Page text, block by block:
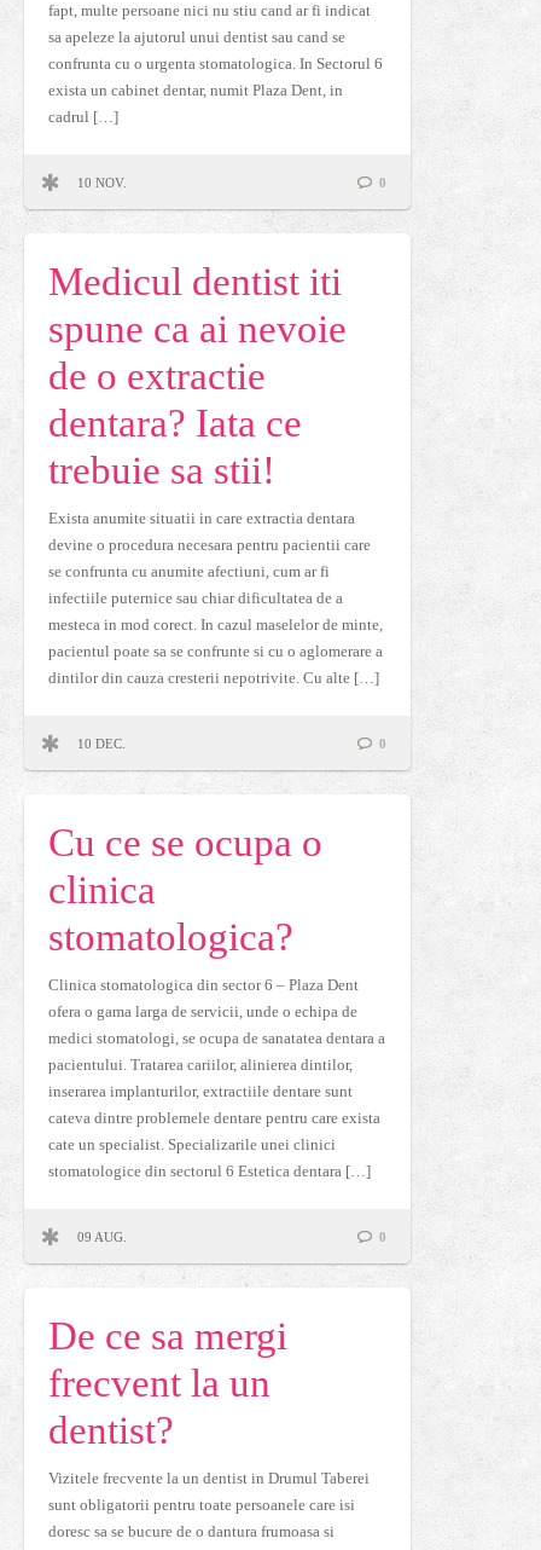
fapt, multe persoane nici nu stiu cand ar fi indicat
sa apeleze la ajutorul unui dentist sau cand se
confrunta cu o urgenta stomatologica. In Sectorul 6
exista un cabinet dentar, numit Plaza Dent, in
cadrul […]
10 NOV. 0
Medicul dentist iti
spune ca ai nevoie
de o extractie
dentara? Iata ce
trebuie sa stii!
Exista anumite situatii in care extractia dentara
devine o procedura necesara pentru pacientii care
se confrunta cu anumite afectiuni, cum ar fi
infectiile puternice sau chiar dificultatea de a
mesteca in mod corect. In cazul maselelor de minte,
pacientul poate sa se confrunte si cu o aglomerare a
dintilor din cauza cresterii nepotrivite. Cu alte […]
10 DEC. 0
Cu ce se ocupa o
clinica
stomatologica?
Clinica stomatologica din sector 6 – Plaza Dent
ofera o gama larga de servicii, unde o echipa de
medici stomatologi, se ocupa de sanatatea dentara a
pacientului. Tratarea cariilor, alinierea dintilor,
inserarea implanturilor, extractiile dentare sunt
cateva dintre problemele dentare pentru care exista
cate un specialist. Specializarile unei clinici
stomatologice din sectorul 6 Estetica dentara […]
09 AUG. 0
De ce sa mergi
frecvent la un
dentist?
Vizitele frecvente la un dentist in Drumul Taberei
sunt obligatorii pentru toate persoanele care isi
doresc sa se bucure de o dantura frumoasa si